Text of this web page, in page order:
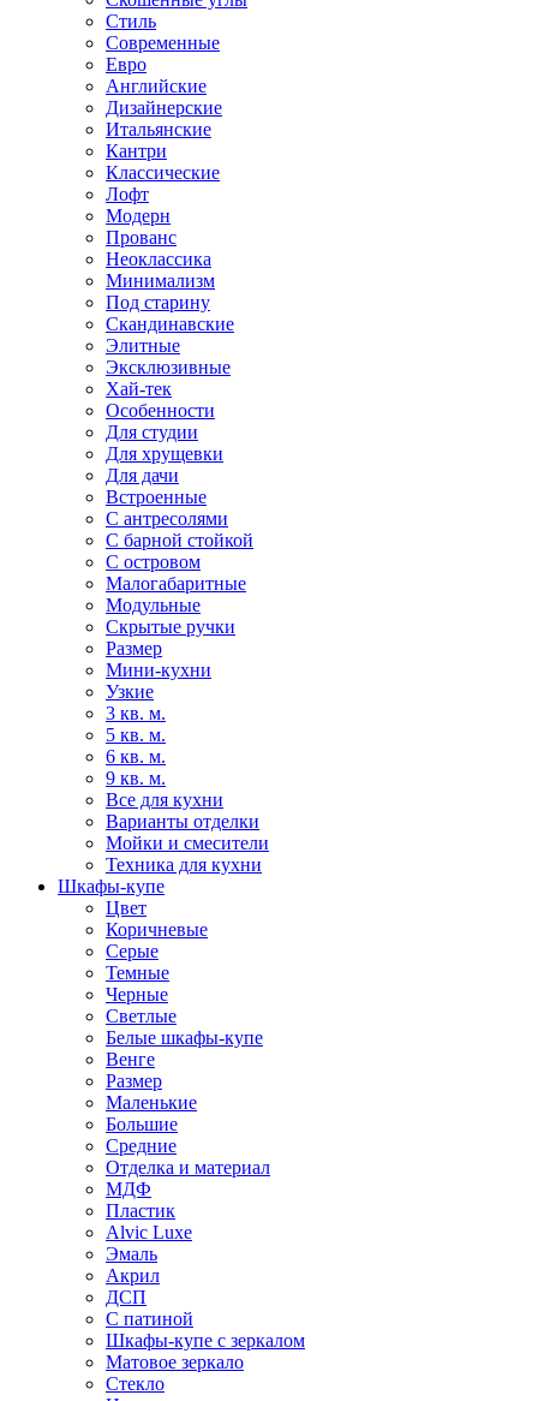
Стиль
Современные
Евро
Английские
Дизайнерские
Итальянские
Кантри
Классические
Лофт
Модерн
Прованс
Неоклассика
Минимализм
Под старину
Скандинавские
Элитные
Эксклюзивные
Хай-тек
Особенности
Для студии
Для хрущевки
Для дачи
Встроенные
С антресолями
С барной стойкой
С островом
Малогабаритные
Модульные
Скрытые ручки
Размер
Мини-кухни
Узкие
3 кв. м.
5 кв. м.
6 кв. м.
9 кв. м.
Все для кухни
Варианты отделки
Мойки и смесители
Техника для кухни
Шкафы-купе
Цвет
Коричневые
Серые
Темные
Черные
Светлые
Белые шкафы-купе
Венге
Размер
Маленькие
Большие
Средние
Отделка и материал
МДФ
Пластик
Alvic Luxe
Эмаль
Акрил
ДСП
С патиной
Шкафы-купе с зеркалом
Матовое зеркало
Стекло